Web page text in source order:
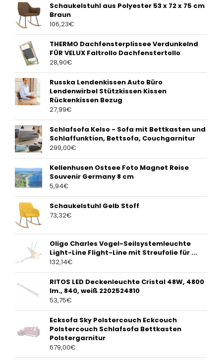
Schaukelstuhl aus Polyester 53 x 72 x 75 cm
Braun
106,23€
THERMO Dachfensterplissee Verdunkelnd
FÜR VELUX Faltrollo Dachfenstertollo
28,90€
Russka Lendenkissen Auto Büro
Lendenwirbel Stützkissen Kissen
Rückenkissen Bezug
27,99€
Schlafsofa Kelso - Sofa mit Bettkasten und
Schlaffunktion, Bettsofa, Couchgarnitur
299,00€
Kellenhusen Ostsee Foto Magnet Reise
Souvenir Germany 8 cm
5,94€
Schaukelstuhl Gelb Stoff
73,32€
Oligo Charles Vogel-Seilsystemleuchte
Light-Line Flight-Line mit Streufolie für ...
132,14€
RITOS LED Deckenleuchte Cristal 48W, 4800
lm., 840, weiß 2202524810
53,75€
Ecksofa Sky Polstercouch Eckcouch
Polstercouch Schlafsofa Bettkasten
Polstergarnitur
679,00€